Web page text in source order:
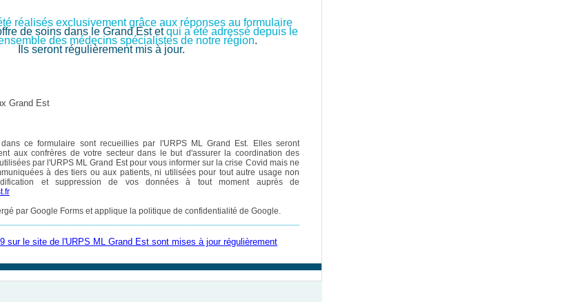
réalisés exclusivement grâce aux réponses au formulaire
de soins dans le Grand Est etqui a été adressé depuis le
des médecins spécialistes de notre région.
Ils seront régulièrement mis à jour.
Grand Est
ce formulaire sont recueillies par l'URPS ML Grand Est. Elles seront
aux confrères de votre secteur dans le but d'assurer la coordination des
par l'URPS ML Grand Est pour vous informer sur la crise Covid mais ne
à des tiers ou aux patients, ni utilisées pour tout autre usage non
et suppression de vos données à tout moment auprès de
par Google Forms et applique la politique de confidentialité de Google.
sur le site de l'URPS ML Grand Est sont mises à jour régulièrement